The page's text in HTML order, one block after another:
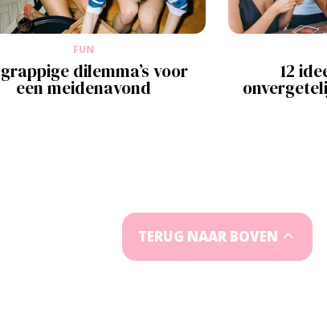
FUN
dilemma’s voor
een meidenavond
12
TERUG NAAR BOVEN